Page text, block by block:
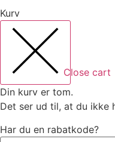
Kurv
Close cart
Din kurv er tom.
Det ser ud til, at du ikke
Har du en rabatkode?